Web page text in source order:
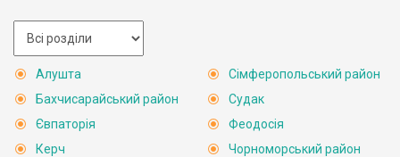
Алушта
Бахчисарайський район
Євпаторія
Керч
Сімферопольський район
Судак
Феодосія
Чорноморський район